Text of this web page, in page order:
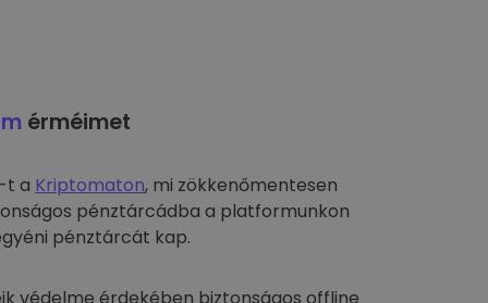
érméimet
t a Kriptomaton, mi zökkenőmentesen
pénztárcádba a platformunkon
pénztárcát kap.